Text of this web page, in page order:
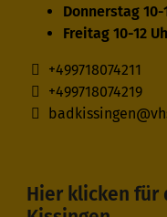
Donnerstag 10-
Freitag 10-12
+499718074211
+499718074219
Hier klicken für